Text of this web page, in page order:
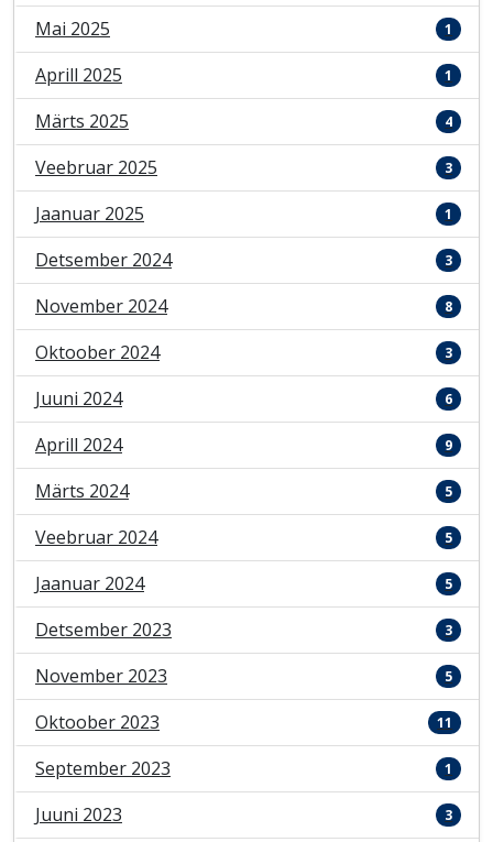
Mai 2025 1
Aprill 2025 1
Märts 2025 4
Veebruar 2025 3
Jaanuar 2025 1
Detsember 2024 3
November 2024 8
Oktoober 2024 3
Juuni 2024 6
Aprill 2024 9
Märts 2024 5
Veebruar 2024 5
Jaanuar 2024 5
Detsember 2023 3
November 2023 5
Oktoober 2023 11
September 2023 1
Juuni 2023 3